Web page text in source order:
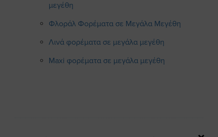
μεγέθη
Φλοράλ Φορέματα σε Μεγάλα Μεγέθη
Λινά φορέματα σε μεγάλα μεγέθη
Maxi φορέματα σε μεγάλα μεγέθη